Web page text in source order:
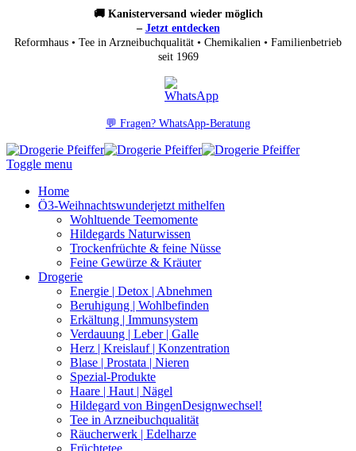
🚚 Kanisterversand wieder möglich
– Jetzt entdecken
Reformhaus • Tee in Arzneibuchqualität • Chemikalien • Familienbetrieb
seit 1969
💬 Fragen? WhatsApp-Beratung
Toggle menu
Home
Ö3-Weihnachtswunderjetzt mithelfen
Wohltuende Teemomente
Hildegards Naturwissen
Trockenfrüchte & feine Nüsse
Feine Gewürze & Kräuter
Drogerie
Energie | Detox | Abnehmen
Beruhigung | Wohlbefinden
Erkältung | Immunsystem
Verdauung | Leber | Galle
Herz | Kreislauf | Konzentration
Blase | Prostata | Nieren
Spezial-Produkte
Haare | Haut | Nägel
Hildegard von BingenDesignwechsel!
Tee in Arzneibuchqualität
Räucherwerk | Edelharze
Früchtetee